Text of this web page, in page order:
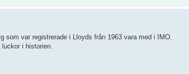
som var registrerade i Lloyds från 1963 vara med i IMO.
luckor i historien.